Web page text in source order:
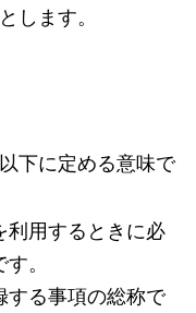
します。
下に定める意味で
利用するときに必
。
する事項の総称で